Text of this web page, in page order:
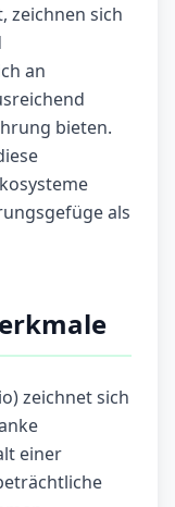
zeichnen sich
an
bieten.
als
zeichnet sich
einer